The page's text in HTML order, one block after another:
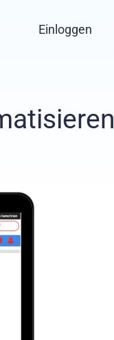
Einloggen